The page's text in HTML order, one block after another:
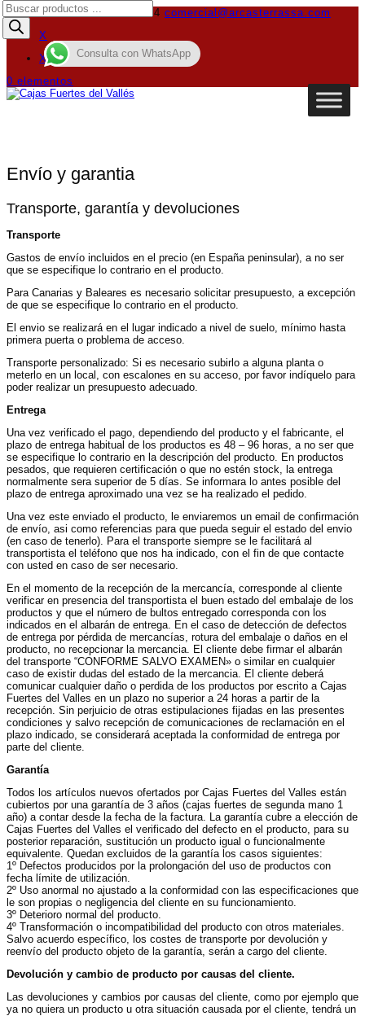
619 01 78 67 - 93 789 40 04 comercial@arcasterrassa.com
X
X
0 elementos
Búsqueda
de
productos
Envío y garantia
Transporte, garantía y devoluciones
Transporte
Gastos de envío incluidos en el precio (en España peninsular), a no ser
que se especifique lo contrario en el producto.
Para Canarias y Baleares es necesario solicitar presupuesto, a excepción
de que se especifique lo contrario en el producto.
El envio se realizará en el lugar indicado a nivel de suelo, mínimo hasta
primera puerta o problema de acceso.
Transporte personalizado: Si es necesario subirlo a alguna planta o
meterlo en un local, con escalones en su acceso, por favor indíquelo para
poder realizar un presupuesto adecuado.
Entrega
Una vez verificado el pago, dependiendo del producto y el fabricante, el
plazo de entrega habitual de los productos es 48 – 96 horas, a no ser que
se especifique lo contrario en la descripción del producto. En productos
pesados, que requieren certificación o que no estén stock, la entrega
normalmente sera superior de 5 días. Se informara lo antes posible del
plazo de entrega aproximado una vez se ha realizado el pedido.
Una vez este enviado el producto, le enviaremos un email de confirmación
de envío, asi como referencias para que pueda seguir el estado del envio
(en caso de tenerlo). Para el transporte siempre se le facilitará al
transportista el teléfono que nos ha indicado, con el fin de que contacte
con usted en caso de ser necesario.
En el momento de la recepción de la mercancía, corresponde al cliente
verificar en presencia del transportista el buen estado del embalaje de los
productos y que el número de bultos entregado corresponda con los
indicados en el albarán de entrega. En el caso de detección de defectos
de entrega por pérdida de mercancías, rotura del embalaje o daños en el
producto, no recepcionar la mercancia. El cliente debe firmar el albarán
del transporte “CONFORME SALVO EXAMEN» o similar en cualquier
caso de existir dudas del estado de la mercancia. El cliente deberá
comunicar cualquier daño o perdida de los productos por escrito a Cajas
Fuertes del Valles en un plazo no superior a 24 horas a partir de la
recepción. Sin perjuicio de otras estipulaciones fijadas en las presentes
condiciones y salvo recepción de comunicaciones de reclamación en el
plazo indicado, se considerará aceptada la conformidad de entrega por
parte del cliente.
Garantía
Todos los artículos nuevos ofertados por Cajas Fuertes del Valles están
cubiertos por una garantía de 3 años (cajas fuertes de segunda mano 1
año) a contar desde la fecha de la factura. La garantía cubre a elección de
Cajas Fuertes del Valles el verificado del defecto en el producto, para su
posterior reparación, sustitución un producto igual o funcionalmente
equivalente. Quedan excluidos de la garantía los casos siguientes:
1º Defectos producidos por la prolongación del uso de productos con
fecha límite de utilización.
2º Uso anormal no ajustado a la conformidad con las especificaciones que
le son propias o negligencia del cliente en su funcionamiento.
3º Deterioro normal del producto.
4º Transformación o incompatibilidad del producto con otros materiales.
Salvo acuerdo específico, los costes de transporte por devolución y
reenvío del producto objeto de la garantía, serán a cargo del cliente.
Devolución y cambio de producto por causas del cliente.
Las devoluciones y cambios por causas del cliente, como por ejemplo que
ya no quiera un producto u otra situación causada por el cliente, tendrá un
Consulta con WhatsApp